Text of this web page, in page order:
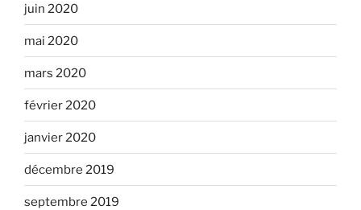
juin 2020
mai 2020
mars 2020
février 2020
janvier 2020
décembre 2019
septembre 2019